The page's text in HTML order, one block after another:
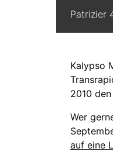
Patrizier
Kalypso
2010
Wer
auf eine